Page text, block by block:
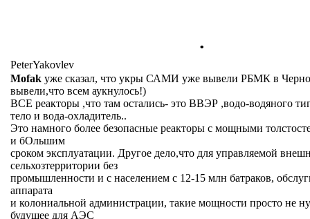
.
PeterYakovlev
Mofak уже сказал, что укры САМИ уже вывели РБМК в
вывели,что всем аукнулось!)
ВСЕ реакторы ,что там остались- это ВВЭР ,водо-водяного
тело и вода-охладитель..
Это намного более безопасные реакторы с мощными
и бОльшим
сроком эксплуатации. Другое дело,что для управляемой
сельхозтерритории без
промышленности и с населением с 12-15 млн батраков,
аппарата
и колониальной администрации, такие мощности просто не
будущее для АЭС